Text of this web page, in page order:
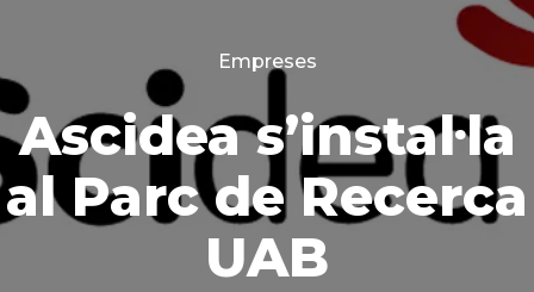
Categories
Empreses
Ascidea s’instal·la
al Parc de Recerca
UAB